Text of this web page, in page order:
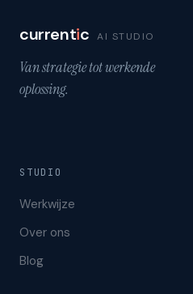
currentic AI STUDIO
Van strategie tot werkende
oplossing.
STUDIO
Werkwijze
Over ons
Blog